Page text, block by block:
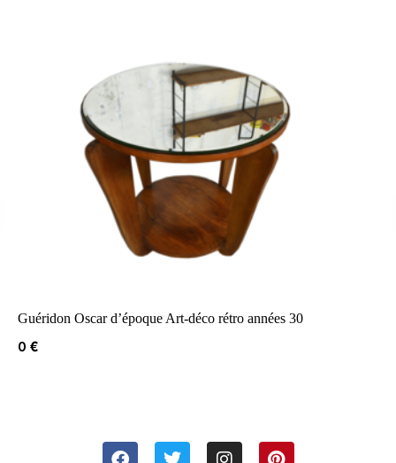
Guéridon Oscar d’époque Art-déco rétro années 30
0 €